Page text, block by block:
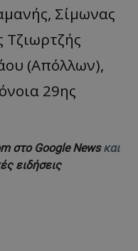
Σίμωνας
Τζιωρτζής
(Απόλλων),
29ης
στο Google Newsκαι
ειδήσεις